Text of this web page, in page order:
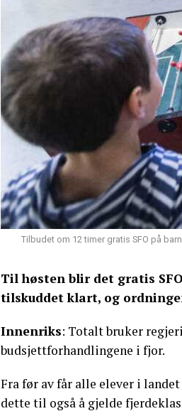
Tilbudet om 12 timer gratis SFO på
Til høsten blir det gratis
tilskuddet klart, og
Innenriks: Totalt bruker
budsjettforhandlingene i fjor.
Fra før av får alle elever i
dette til også å gjelde